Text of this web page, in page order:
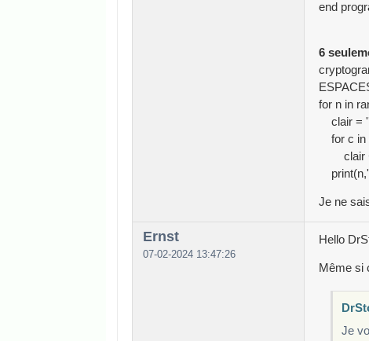
end
6
for n in
clair =
for c in
clair
print(n,'
Je ne
Ernst
07-02-2024 13:47:26
Hello
Même si
Je